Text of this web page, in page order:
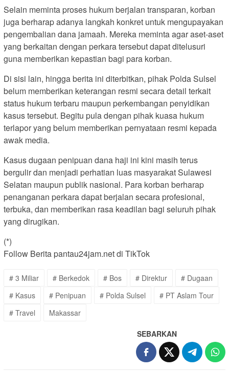
Selain meminta proses hukum berjalan transparan, korban
juga berharap adanya langkah konkret untuk mengupayakan
pengembalian dana jamaah. Mereka meminta agar aset-aset
yang berkaitan dengan perkara tersebut dapat ditelusuri
guna memberikan kepastian bagi para korban.
Di sisi lain, hingga berita ini diterbitkan, pihak Polda Sulsel
belum memberikan keterangan resmi secara detail terkait
status hukum terbaru maupun perkembangan penyidikan
kasus tersebut. Begitu pula dengan pihak kuasa hukum
terlapor yang belum memberikan pernyataan resmi kepada
awak media.
Kasus dugaan penipuan dana haji ini kini masih terus
bergulir dan menjadi perhatian luas masyarakat Sulawesi
Selatan maupun publik nasional. Para korban berharap
penanganan perkara dapat berjalan secara profesional,
terbuka, dan memberikan rasa keadilan bagi seluruh pihak
yang dirugikan.
(*)
Follow Berita pantau24jam.net di TikTok
# 3 Miliar # Berkedok # Bos # Direktur
# Dugaan
# Kasus
# Penipuan # Polda Sulsel
# PT Aslam Tour
# Travel
Makassar
SEBARKAN